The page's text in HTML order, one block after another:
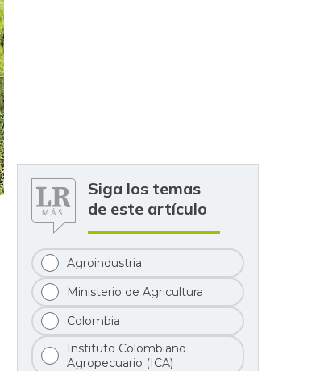
Siga los temas
de este artículo
Agroindustria
Ministerio de Agricultura
Colombia
Instituto Colombiano
Agropecuario (ICA)